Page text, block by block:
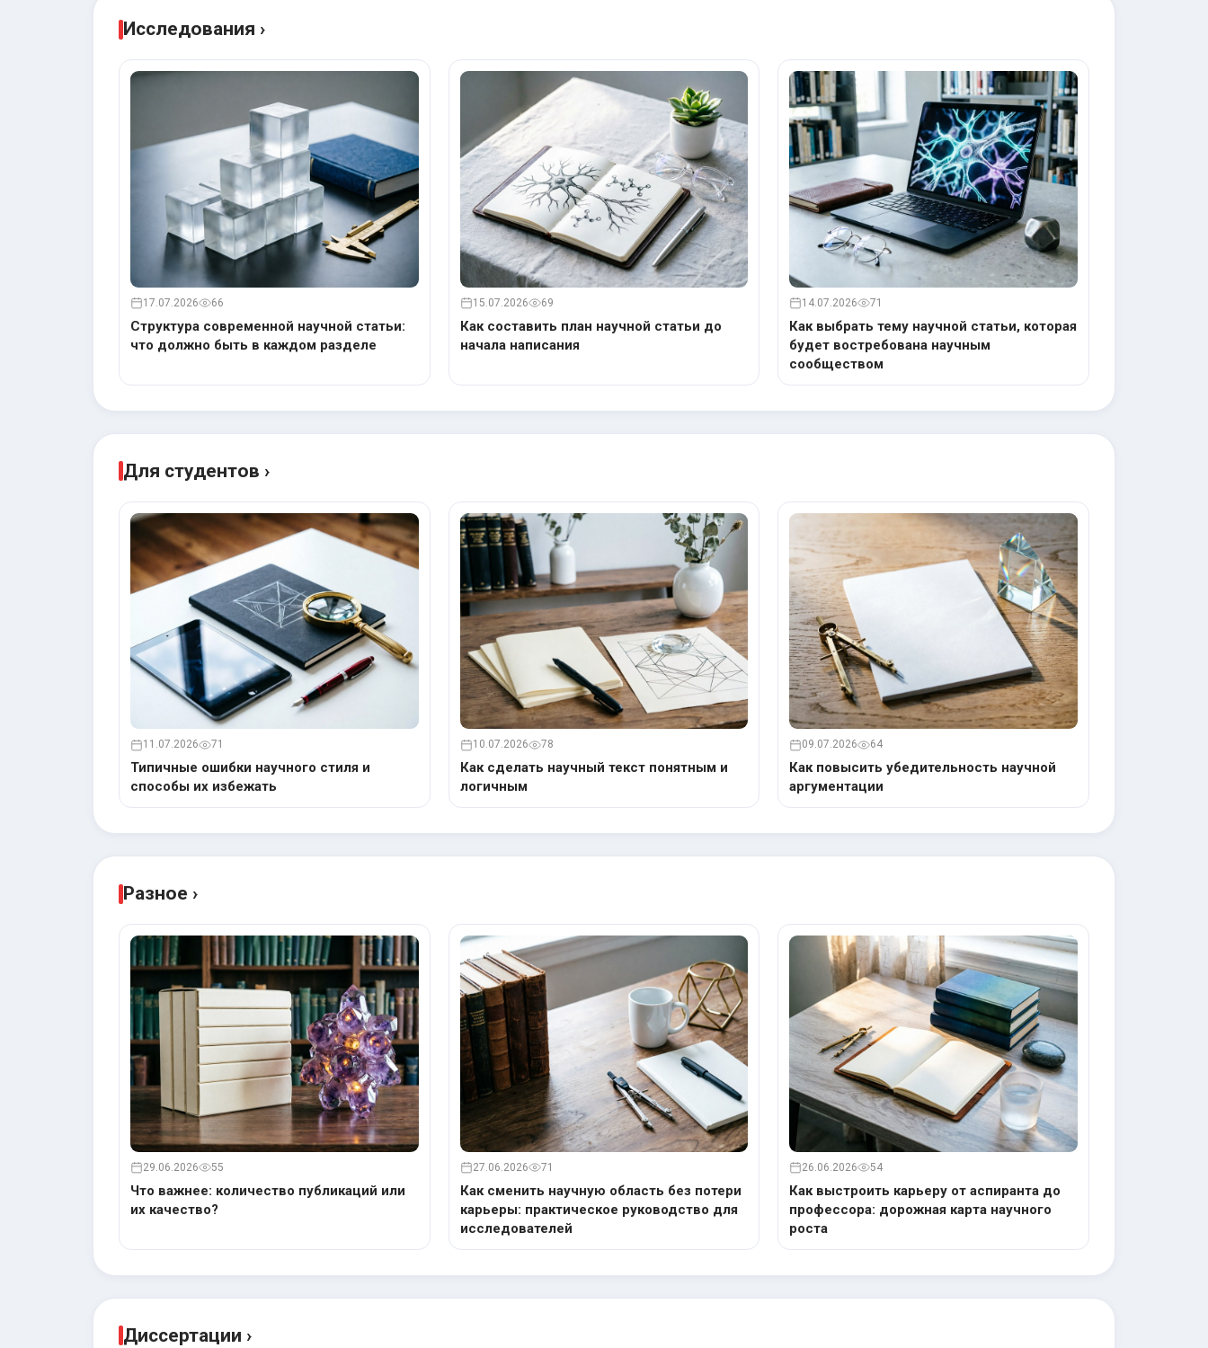
Исследования ›
17.07.2026 66
Структура современной научной статьи:
что должно быть в каждом разделе
15.07.2026 69
Как составить план научной статьи до
начала написания
14.07.2026 71
Как выбрать тему научной статьи, которая
будет востребована научным
сообществом
Для студентов ›
11.07.2026 71
Типичные ошибки научного стиля и
способы их избежать
10.07.2026 78
Как сделать научный текст понятным и
логичным
09.07.2026 64
Как повысить убедительность научной
аргументации
Разное ›
29.06.2026 55
Что важнее: количество публикаций или
их качество?
27.06.2026 71
Как сменить научную область без потери
карьеры: практическое руководство для
исследователей
26.06.2026 54
Как выстроить карьеру от аспиранта до
профессора: дорожная карта научного
роста
Диссертации ›